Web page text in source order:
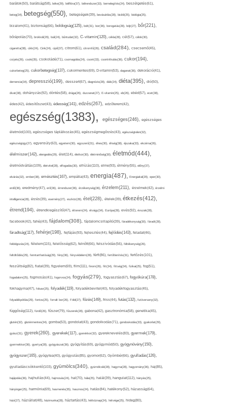
barátok(50), barátság(58), béke(29), bélflóra(37), bélrendszer(33), bemelegítés(24), beszélgetés(61),
beteg(34), betegség(550), betegségek(39), bevásárlás(28), bicikli(25), biológia(25),
bizalom(41), biztonság(66), boldogság(125), bolt(31), bor(36), borogatás(28), böjt(27), bőr(221),
bőrápolás(70), brokkoli(29), buli(24), bűntudat(32), C-vitamin(120), cékla(28), cél(57), célok(30),
cigaretta(38), cikk(24), Cink(24), cipő(37), citrom(61), citromfű(26), család(284), csecsemő(45),
csípés(26), csoki(35), csokoládé(71), csomagolás(24), csont(33), csontritkulás(36), cukor(194),
cukorbeteg(25), cukorbetegség(137), cukormentes(69), D-vitamin(53), daganat(36), dekoráció(41),
demencia(34), depresszió(199), desszert(67), diagnózis(28), diák(24), diéta(395), dió(50),
divat(38), dohányzás(92), döntés(58), drága(26), duzzanat(27), E-vitamin(25), eb(26), ebéd(57), ecet(38),
édes(42), édesítőszer(43), édesség(141), edzés(267), edzőterem(42),
egészség(1383), egészséges(246), egészséges
életmód(100), egészséges táplálkozás(45), egészségmegőrzés(43), egészségtelen(32),
egészségügy(27), egyensúly(63), egyetem(30), egyszerű(31), éhes(30), éhség(38), éjszaka(33), ekcéma(26),
élelmiszer(142), elengedés(29), élet(114), életkor(30), életminőség(30), életmód(444),
életmódváltás(109), életvitel(28), elfogadás(30), elhízás(110), elme(93), élmény(55), előny(37),
elvárás(32), ember(38), emésztés(167), empátia(43), energia(487), Energiaital(29), eper(30),
erdő(36), eredmény(47), erő(36), érrendszer(36), érzékenység(36), érzelem(211), érzelmek(42), érzelmi
intelligencia(28), érzés(39), esemény(27), eszköz(28), étel(228), ételek(39), étkezés(412),
étrend(194), étrendkiegészítő(47), étterem(24), étvágy(34), Európa(28), evés(92), évszak(28),
facebook(42), fahéj(43), fájdalom(308), fájdalomcsillapító(39), fáradékonyság(30), fáradt(28),
fáradtság(117), fehérje(198), fejfájás(93), fejlesztés(44), fejlődés(143), feladat(46),
feldolgozás(24), félelem(115), felelősség(62), felnőtt(66), felszívódás(56), féltékenység(26),
feltöltődés(29), fenntarthatóság(29), fény(36), fényvédelem(28), férfi(86), fertőtlenítés(31), fertőzés(101),
feszültség(82), fiatal(39), figyelem(69), film(111), finom(26), fitt(34), fittség(34), fizikai(25), fog(51),
fogadalom(25), fogmosás(41), fogorvos(24), fogyás(279), fogyasztás(67), fogyókúra(178),
fokhagyma(47), folsav(25), folyadék(119), folyadékbevitel(40), folyadékfogyasztás(45),
folyadékpótlás(29), fontos(25), forralt bor(26), Föld(27), főzés(149), friss(44), futás(132), futóverseny(32),
függőség(112), fürdő(26), fűszer(79), fűszerek(28), gabona(42), gasztronómia(58), genetika(45),
glutén(32), gluténmentes(34), gomba(53), gondolat(43), gondolkodás(71), gondoskodás(33), gyakorlat(29),
gyász(31), gyerek(260), gyerekek(117), gyerekkor(32), gyereknevelés(83), gyermek(179),
gyermekkor(36), gyertya(28), gyógyászat(36), gyógyítás(69), gyógymód(50), gyógynövény(150),
gyógyszer(165), gyógytea(40), gyógyulás(85), gyomor(62), Gyömbér(66), gyulladás(126),
gyulladáscsökkentő(103), gyümölcs(340), gyümölcslé(28), hagyma(28), hagyomány(36), haj(85),
hajápolás(36), hajhullás(44), hajmosás(24), hal(70), hála(25), halál(39), hangulat(112), hányás(25),
hányinger(25), harmónia(69), hasmenés(35), hasznos(24), hatás(84), hatékony(52), házasság(64),
házi(27), háziállat(48), házimunka(28), háztartás(43), hétköznap(24), hétvége(25), hideg(80),